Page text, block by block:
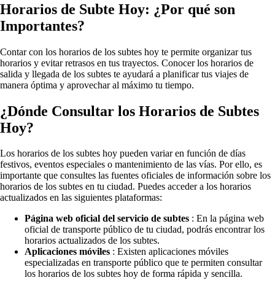
Horarios de Subte Hoy: ¿Por qué son
Importantes?
Contar con los horarios de los subtes hoy te permite organizar tus
horarios y evitar retrasos en tus trayectos. Conocer los horarios de
salida y llegada de los subtes te ayudará a planificar tus viajes de
manera óptima y aprovechar al máximo tu tiempo.
¿Dónde Consultar los Horarios de Subtes
Hoy?
Los horarios de los subtes hoy pueden variar en función de días
festivos, eventos especiales o mantenimiento de las vías. Por ello, es
importante que consultes las fuentes oficiales de información sobre los
horarios de los subtes en tu ciudad. Puedes acceder a los horarios
actualizados en las siguientes plataformas:
Página web oficial del servicio de subtes : En la página web
oficial de transporte público de tu ciudad, podrás encontrar los
horarios actualizados de los subtes.
Aplicaciones móviles : Existen aplicaciones móviles
especializadas en transporte público que te permiten consultar
los horarios de los subtes hoy de forma rápida y sencilla.